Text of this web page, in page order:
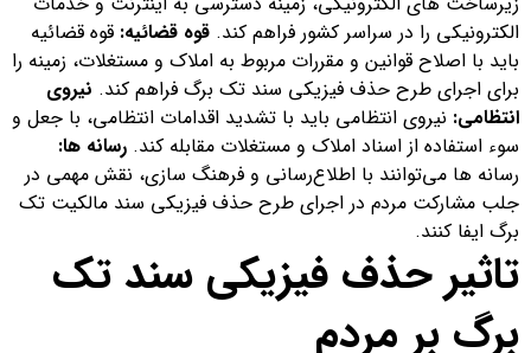
الکترونیکی را در سراسر کشور فراهم کند. قوه قضائیه: قوه قضائیه
باید با اصلاح قوانین و مقررات مربوط به املاک و مستغلات، زمینه را
برای اجرای طرح حذف فیزیکی سند تک برگ فراهم کند. نیروی
انتظامی: نیروی انتظامی باید با تشدید اقدامات انتظامی، با جعل و
سوء استفاده از اسناد املاک و مستغلات مقابله کند. رسانه ها:
رسانه ها می‌توانند با اطلاع‌رسانی و فرهنگ سازی، نقش مهمی در
جلب مشارکت مردم در اجرای طرح حذف فیزیکی سند مالکیت تک
برگ ایفا کنند.
تاثیر حذف فیزیکی سند تک
برگ بر مردم